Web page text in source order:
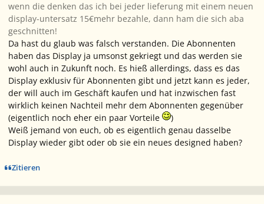
wenn die denken das ich bei jeder lieferung mit einem neuen
display-untersatz 15€mehr bezahle, dann ham die sich aba
geschnitten!
Da hast du glaub was falsch verstanden. Die Abonnenten
haben das Display ja umsonst gekriegt und das werden sie
wohl auch in Zukunft noch. Es hieß allerdings, dass es das
Display exklusiv für Abonnenten gibt und jetzt kann es jeder,
der will auch im Geschäft kaufen und hat inzwischen fast
wirklich keinen Nachteil mehr dem Abonnenten gegenüber
(eigentlich noch eher ein paar Vorteile
)
Weiß jemand von euch, ob es eigentlich genau dasselbe
Display wieder gibt oder ob sie ein neues designed haben?
Zitieren